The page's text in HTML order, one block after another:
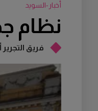
فريق التجرير
نظام
أخبار-السويد